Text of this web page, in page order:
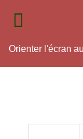
Orienter l'écran